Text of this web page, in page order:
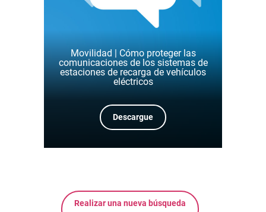
Movilidad | Cómo proteger las
comunicaciones de los sistemas de
estaciones de recarga de vehículos
eléctricos
Descargue
Realizar una nueva búsqueda